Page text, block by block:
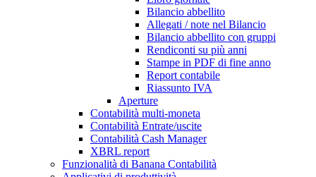
Bilancio abbellito
Allegati / note nel Bilancio
Bilancio abbellito con gruppi
Rendiconti su più anni
Stampe in PDF di fine anno
Report contabile
Riassunto IVA
Aperture
Contabilità multi-moneta
Contabilità Entrate/uscite
Contabilità Cash Manager
XBRL report
Funzionalità di Banana Contabilità